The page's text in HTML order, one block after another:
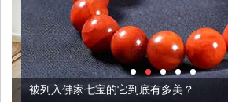
被列入佛家七宝的它到底有多美？